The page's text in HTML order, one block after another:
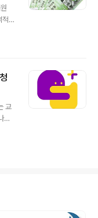
적
대
자
,
리
교
이
격